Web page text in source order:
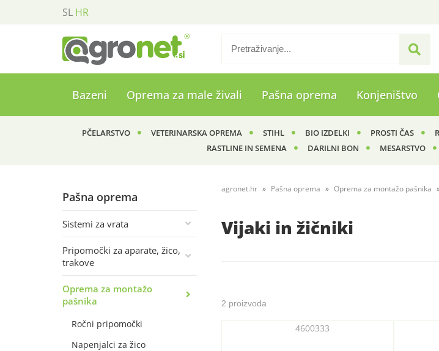
SL HR
Bazeni Oprema za male živali Pašna oprema Konjeništvo
PČELARSTVO VETERINARSKA OPREMA STIHL BIO IZDELKI PROSTI ČAS
RASTLINE IN SEMENA
DARILNI BON MESARSTVO
Pašna oprema
Sistemi za vrata
Pripomočki za aparate, žico,
trakove
Oprema za montažo
pašnika
Ročni pripomočki
Napenjalci za žico
agronet.hr Pašna oprema Oprema za montažo pašnika
Vijaki in žičniki
2 proizvoda
4600333